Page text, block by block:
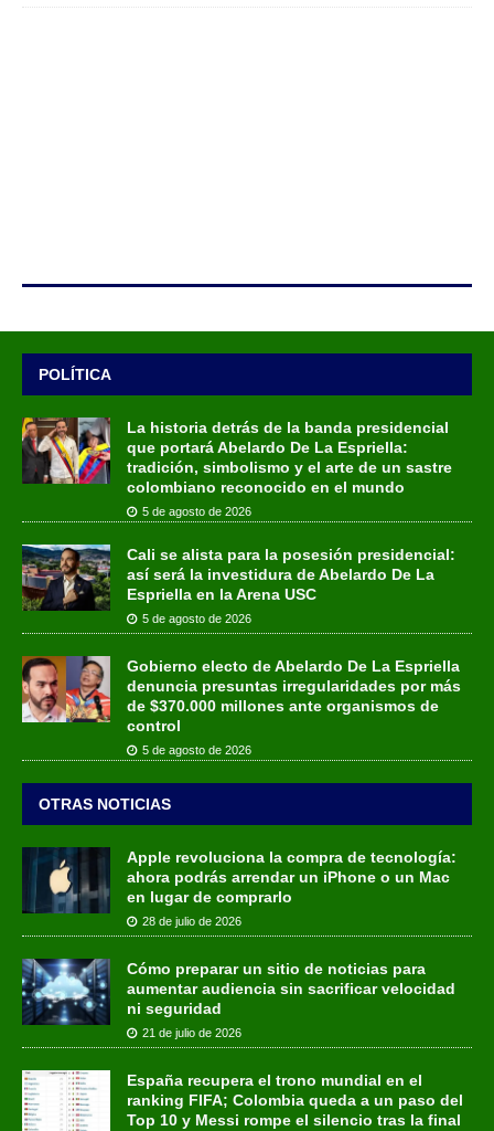
POLÍTICA
La historia detrás de la banda presidencial
que portará Abelardo De La Espriella:
tradición, simbolismo y el arte de un sastre
colombiano reconocido en el mundo
5 de agosto de 2026
Cali se alista para la posesión presidencial:
así será la investidura de Abelardo De La
Espriella en la Arena USC
5 de agosto de 2026
Gobierno electo de Abelardo De La Espriella
denuncia presuntas irregularidades por más
de $370.000 millones ante organismos de
control
5 de agosto de 2026
OTRAS NOTICIAS
Apple revoluciona la compra de tecnología:
ahora podrás arrendar un iPhone o un Mac
en lugar de comprarlo
28 de julio de 2026
Cómo preparar un sitio de noticias para
aumentar audiencia sin sacrificar velocidad
ni seguridad
21 de julio de 2026
España recupera el trono mundial en el
ranking FIFA; Colombia queda a un paso del
Top 10 y Messi rompe el silencio tras la final